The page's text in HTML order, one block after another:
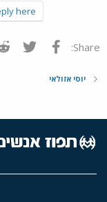
here.
Share: פייסבוק
יוסי אזולאי